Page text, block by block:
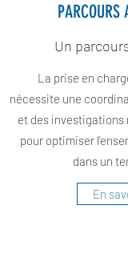
PARCOURS
Un
La prise en
nécessite une
et des investigations
pour optimiser
dans un
En